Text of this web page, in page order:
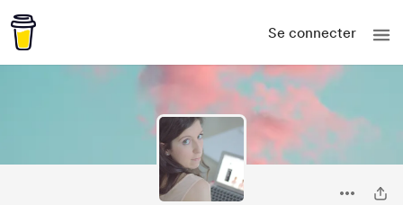
Se connecter